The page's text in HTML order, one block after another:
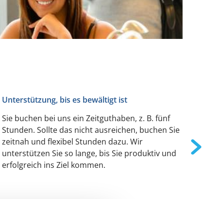
Unterstützung, bis es bewältigt ist
Sie buchen bei uns ein Zeitguthaben, z. B. fünf
Stunden. Sollte das nicht ausreichen, buchen Sie
zeitnah und flexibel Stunden dazu. Wir
unterstützen Sie so lange, bis Sie produktiv und
erfolgreich ins Ziel kommen.